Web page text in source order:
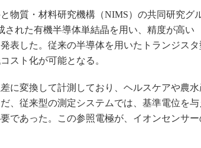
ア”が仕掛けた社内
日
日本を救うのか
未来展望」
いエンジニア」の
物質・材料研究機構（NIMS）の共同研究グ
された有機半導体単結晶を用い、精度が高い
表した。従来の半導体を用いたトランジスタ
スト化が可能となる。
に変換して計測しており、ヘルスケアや農水
、従来型の測定システムでは、基準電位を与
であった。この参照電極が、イオンセンサー